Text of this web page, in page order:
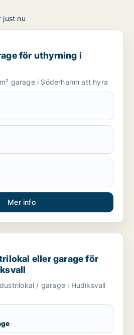
just nu
uthyrning i Söderhamn
för uthyrning i
garage i Söderhamn att hyra
Mer info
eller garage för uthyrning i Hudiksvall
eller garage för
/ garage i Hudiksvall